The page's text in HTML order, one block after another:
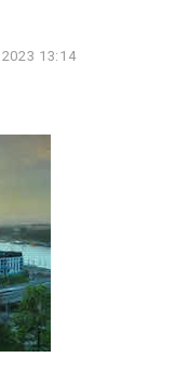
13:14